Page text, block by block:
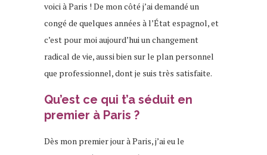
voici à Paris ! De mon côté j’ai demandé un
congé de quelques années à l’État espagnol, et
c’est pour moi aujourd’hui un changement
radical de vie, aussi bien sur le plan personnel
que professionnel, dont je suis très satisfaite.
Qu’est ce qui t’a séduit en
premier à Paris ?
Dès mon premier jour à Paris, j’ai eu le